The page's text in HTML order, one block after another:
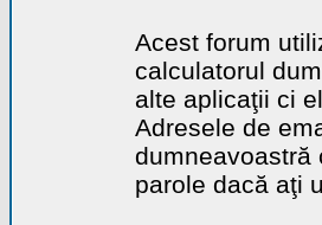
Acest forum
calculatorul
alte aplicaţii ci
Adresele de
dumneavoastră
parole dacă aţi